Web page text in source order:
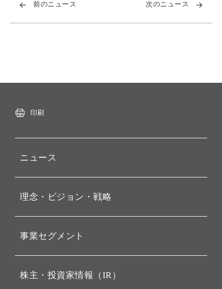
前のニュース 次のニュース
印刷
ニュース
お知らせ
動画配信
理念・ビジョン・戦略
経営理念
ビジョン
戦略
事業セグメント
ソフトバンク・ビジョン・
株主・投資家情報（IR）